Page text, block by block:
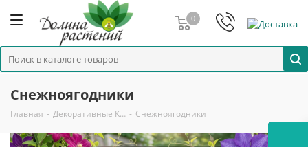
0
Снежноягодники
Главная - Декоративные К… - Снежноягодники